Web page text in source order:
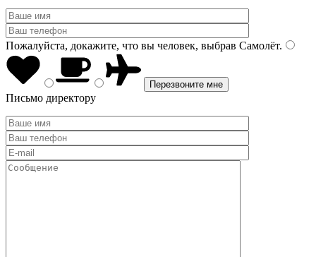
Пожалуйста, докажите, что вы человек, выбрав Самолёт.
Письмо директору